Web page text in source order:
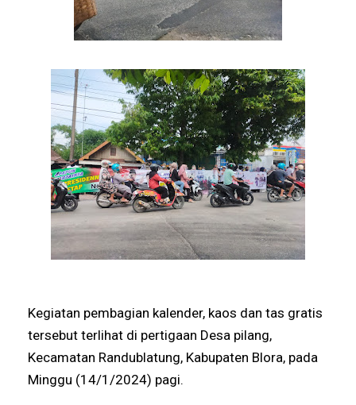
Kegiatan pembagian kalender, kaos dan tas gratis
tersebut terlihat di pertigaan Desa pilang,
Kecamatan Randublatung, Kabupaten Blora, pada
Minggu (14/1/2024) pagi.